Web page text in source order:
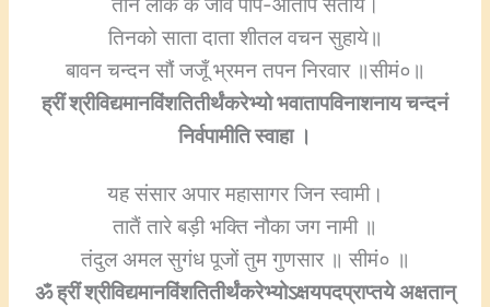
तिनको साता दाता शीतल वचन सुहाये॥
बावन चन्दन सौं जजूँ भ्रमन तपन निरवार ॥सीमं०॥
ह्रीं श्रीविद्यमानविंशतितीर्थंकरेभ्यो भवातापविनाशनाय चन्दनं
निर्वपामीति स्वाहा ।
यह संसार अपार महासागर जिन स्वामी।
तातैं तारे बड़ी भक्ति नौका जग नामी ॥
तंदुल अमल सुगंध पूजों तुम गुणसार ॥ सीमं० ॥
ॐ ह्रीं श्रीविद्यमानविंशतितीर्थंकरेभ्योऽक्षयपदप्राप्तये अक्षतान्